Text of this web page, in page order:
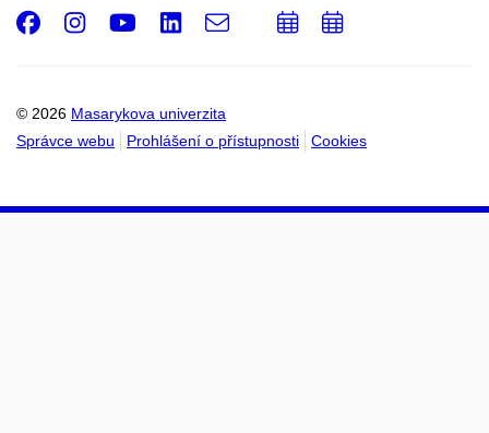
© 2026 Masarykova univerzita
Správce webu
Prohlášení o přístupnosti Cookies
Facebook
Instagram
Youtube
LinkedIn
e-
PřidatPřidat